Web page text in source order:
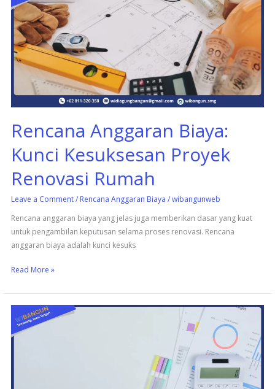
Rencana Anggaran Biaya:
Kunci Kesuksesan Proyek
Renovasi Rumah
Leave a Comment / Rencana Anggaran Biaya /wibangunweb
Rencana anggaran biaya yang jelas juga memberikan dasar yang kuat
untuk pengambilan keputusan selama proses renovasi. Rencana
anggaran biaya adalah kunci kesuks
Biaya:
Kunci
Kesuksesan
Proyek
Renovasi
Rumah
Read More »
Butuh
Penghitungan
RAB?